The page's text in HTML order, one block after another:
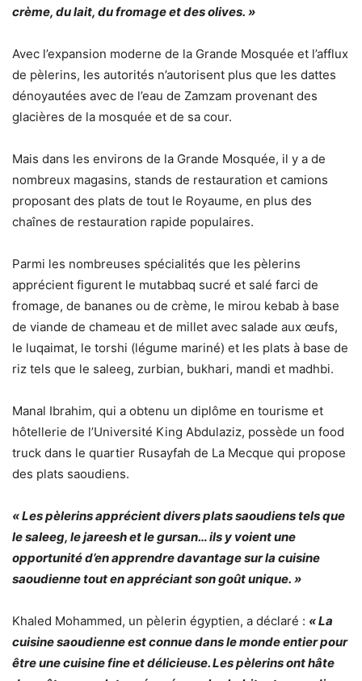
crème, du lait, du fromage et des olives. »
Avec l’expansion moderne de la Grande Mosquée et l’afflux
de pèlerins, les autorités n’autorisent plus que les dattes
dénoyautées avec de l’eau de Zamzam provenant des
glacières de la mosquée et de sa cour.
Mais dans les environs de la Grande Mosquée, il y a de
nombreux magasins, stands de restauration et camions
proposant des plats de tout le Royaume, en plus des
chaînes de restauration rapide populaires.
Parmi les nombreuses spécialités que les pèlerins
apprécient figurent le mutabbaq sucré et salé farci de
fromage, de bananes ou de crème, le mirou kebab à base
de viande de chameau et de millet avec salade aux œufs,
le luqaimat, le torshi (légume mariné) et les plats à base de
riz tels que le saleeg, zurbian, bukhari, mandi et madhbi.
Manal Ibrahim, qui a obtenu un diplôme en tourisme et
hôtellerie de l’Université King Abdulaziz, possède un food
truck dans le quartier Rusayfah de La Mecque qui propose
des plats saoudiens.
« Les pèlerins apprécient divers plats saoudiens tels que
le saleeg, le jareesh et le gursan… ils y voient une
opportunité d’en apprendre davantage sur la cuisine
saoudienne tout en appréciant son goût unique. »
Khaled Mohammed, un pèlerin égyptien, a déclaré : « La
cuisine saoudienne est connue dans le monde entier pour
être une cuisine fine et délicieuse. Les pèlerins ont hâte